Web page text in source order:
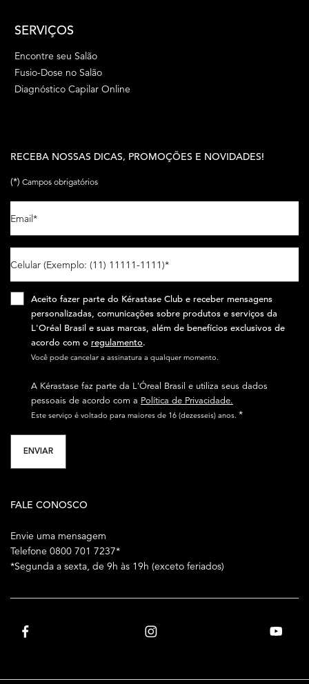
SERVIÇOS
Encontre seu Salão
Fusio-Dose no Salão
Diagnóstico Capilar Online
RECEBA NOSSAS DICAS, PROMOÇÕES E NOVIDADES!
(*) Campos obrigatórios
Email*
Celular (Exemplo: (11) 11111-1111)*
Aceito fazer parte do Kérastase Club e receber mensagens
personalizadas, comunicações sobre produtos e serviços da
L'Oréal Brasil e suas marcas, além de benefícios exclusivos de
acordo com o regulamento.​
Você pode cancelar a assinatura a qualquer momento.​
A Kérastase faz parte da L'Óreal Brasil e utiliza seus dados
pessoais de acordo com a Política de Privacidade.
Este serviço é voltado para maiores de 16 (dezesseis) anos. *
ENVIAR
FALE CONOSCO
Envie uma mensagem
Telefone 0800 701 7237*
*Segunda a sexta, de 9h às 19h (exceto feriados)